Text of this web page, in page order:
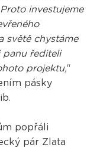
investujeme
světě chystáme
panu řediteli
projektu,“
pásky
popřáli
pár Zlata